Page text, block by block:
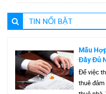
TIN NỔI BẬT
Mẫu
Đầy Đủ
Để việc
thuê